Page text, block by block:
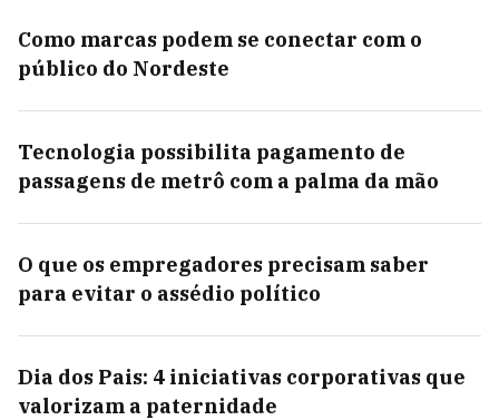
Como marcas podem se conectar com o
público do Nordeste
Tecnologia possibilita pagamento de
passagens de metrô com a palma da mão
O que os empregadores precisam saber
para evitar o assédio político
Dia dos Pais: 4 iniciativas corporativas que
valorizam a paternidade